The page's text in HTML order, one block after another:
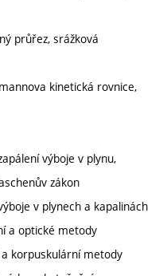
průřez, srážková
kinetická rovnice,
výboje v plynu,
zákon
v plynech a kapalinách
a optické metody
korpuskulární metody